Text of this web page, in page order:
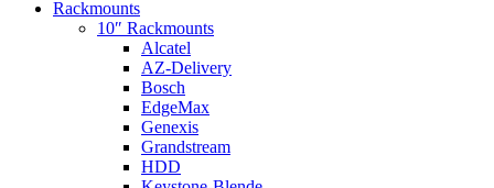
Rackmounts
10″ Rackmounts
Alcatel
AZ-Delivery
Bosch
EdgeMax
Genexis
Grandstream
HDD